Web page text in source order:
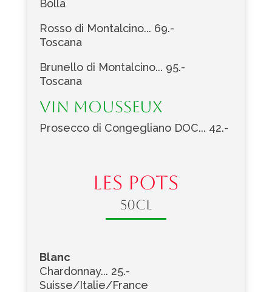
Bolla
Rosso di Montalcino... 69.-
Toscana
Brunello di Montalcino... 95.-
Toscana
Vin Mousseux
Prosecco di Congegliano DOC... 42.-
LES POTS
50cl
Blanc
Chardonnay... 25.-
Suisse/Italie/France